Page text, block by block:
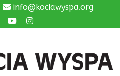
info@kociawyspa.org